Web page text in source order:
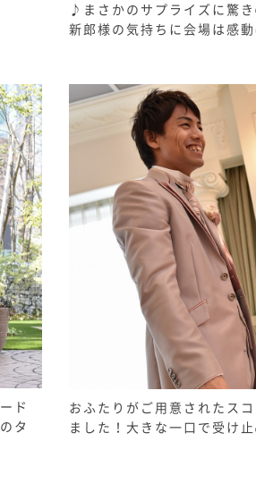
♪まさかのサプライズに驚
新郎様の気持ちに会場は感
ド
タ
おふたりがご用意されたス
ました！大きな一口で受け